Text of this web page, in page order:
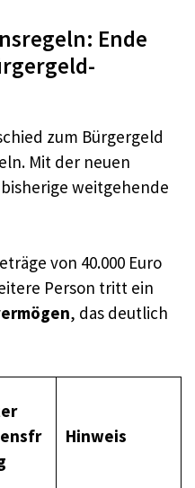
Ende
zum Bürgergeld
Mit der neuen
weitgehende
von 40.000 Euro
Person tritt ein
, das deutlich
Hinweis